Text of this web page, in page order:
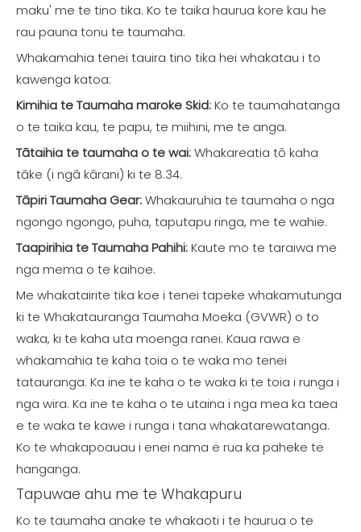
maku' me te tino tika. Ko te taika haurua kore kau he
rau pauna tonu te taumaha.
Whakamahia tenei tauira tino tika hei whakatau i to
kawenga katoa:
Kimihia te Taumaha maroke Skid:Ko te taumahatanga
o te taika kau, te papu, te miihini, me te anga.
Tātaihia te taumaha o te wai:Whakareatia tō kaha
tāke (i ngā kārani) ki te 8.34.
Tāpiri Taumaha Gear:Whakauruhia te taumaha o nga
ngongo ngongo, puha, taputapu ringa, me te wahie.
Taapirihia te Taumaha Pahihi:Kaute mo te taraiwa me
nga mema o te kaihoe.
Me whakatairite tika koe i tenei tapeke whakamutunga
ki te Whakatauranga Taumaha Moeka (GVWR) o to
waka, ki te kaha uta moenga ranei. Kaua rawa e
whakamahia te kaha toia o te waka mo tenei
tatauranga. Ka ine te kaha o te waka ki te toia i runga i
nga wira. Ka ine te kaha o te utaina i nga mea ka taea
e te waka te kawe i runga i tana whakatarewatanga.
Ko te whakapoauau i enei nama e rua ka paheke te
hanganga.
Tapuwae ahu me te Whakapuru
Ko te taumaha anake te whakaoti i te haurua o te